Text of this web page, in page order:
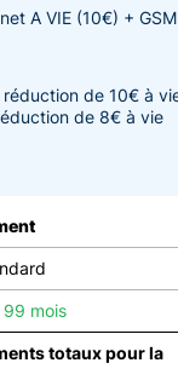
A VIE (10€) +
de 10€ à
de 8€ à vie
99 mois
totaux pour la